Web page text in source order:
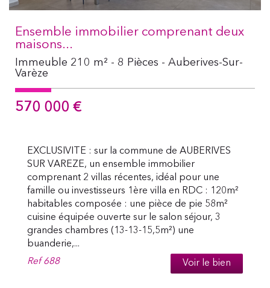
Ensemble immobilier comprenant deux
maisons...
Immeuble 210 m² - 8 Pièces - Auberives-Sur-
Varèze
570 000 €
EXCLUSIVITE : sur la commune de AUBERIVES
SUR VAREZE, un ensemble immobilier
comprenant 2 villas récentes, idéal pour une
famille ou investisseurs 1ère villa en RDC : 120m²
habitables composée : une pièce de pie 58m²
cuisine équipée ouverte sur le salon séjour, 3
grandes chambres (13-13-15,5m²) une
buanderie,...
Ref688 Voir le bien